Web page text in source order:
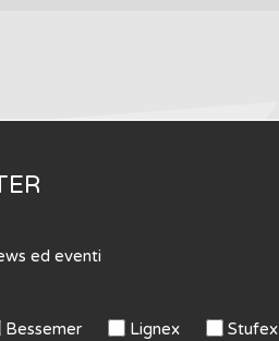
ed eventi
Bessemer Lignex Stufex